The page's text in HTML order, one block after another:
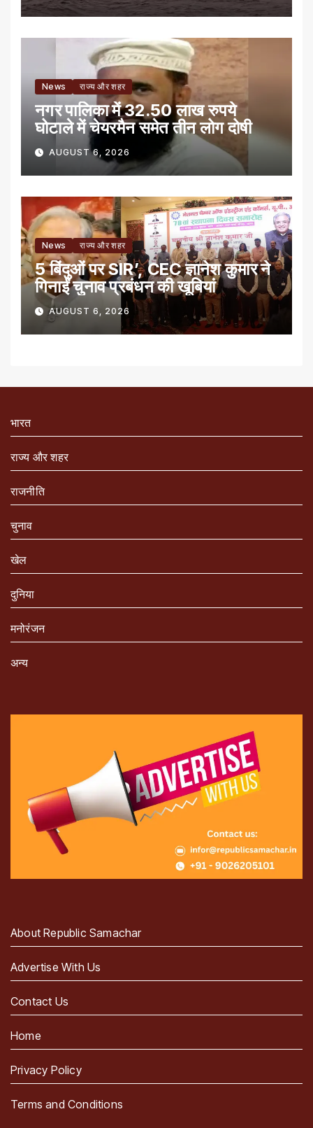
News राज्य और शहर
नगर पालिका में 32.50 लाख रुपये
घोटाले में चेयरमैन समेत तीन लोग दोषी
AUGUST 6, 2026
News राज्य और शहर
5 बिंदुओं पर SIR’, CEC ज्ञानेश कुमार ने
गिनाईं चुनाव प्रबंधन की खूबियां
AUGUST 6, 2026
भारत
राज्य और शहर
राजनीति
चुनाव
खेल
दुनिया
मनोरंजन
अन्य
About Republic Samachar
Advertise With Us
Contact Us
Home
Privacy Policy
Terms and Conditions